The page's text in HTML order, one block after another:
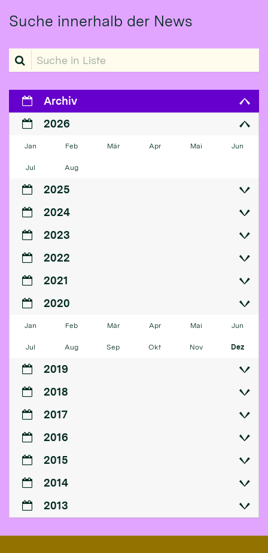
Suche innerhalb der News
Suche in Liste
Archiv
2026
Jan Feb Mär Apr Mai Jun
Jul Aug
2025
2024
2023
2022
2021
2020
Jan Feb Mär Apr Mai Jun
Jul Aug Sep Okt Nov Dez
2019
2018
2017
2016
2015
2014
2013